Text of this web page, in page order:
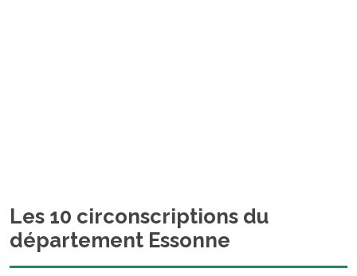
Les 10 circonscriptions du
département Essonne